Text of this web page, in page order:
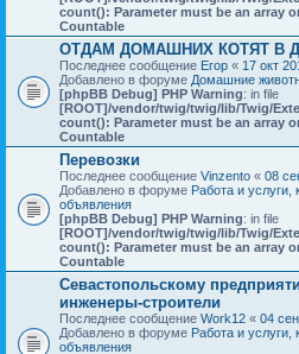
count(): Parameter must be an array
Countable
ОТДАМ ДОМАШНИХ КОТЯТ В
Последнее сообщение Егор « 17 окт
Добавлено в форуме Домашние
[phpBB Debug] PHP Warning: in file
[ROOT]/vendor/twig/twig/lib/Twig/
count(): Parameter must be an array
Countable
Перевозки
Последнее сообщение Vinzento « 08
Добавлено в форуме Работа и услуги,
объявления
[phpBB Debug] PHP Warning: in file
[ROOT]/vendor/twig/twig/lib/Twig/
count(): Parameter must be an array
Countable
Севастопольскому
инженеры-строители
Последнее сообщение Work12 « 04
Добавлено в форуме Работа и услуги,
объявления